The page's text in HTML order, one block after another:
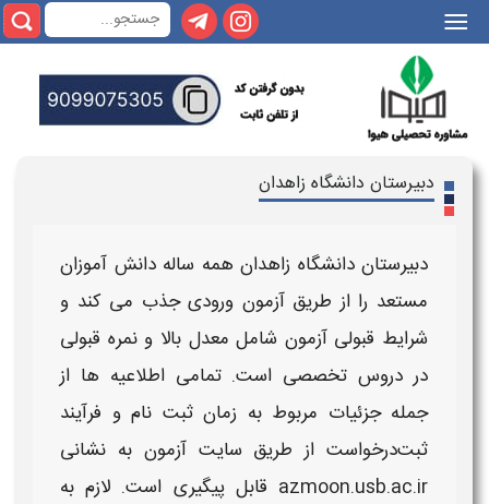
|||
دبیرستان دانشگاه زاهدان
دبیرستان دانشگاه زاهدان همه ساله دانش‌ آموزان
مستعد را از طریقآزمون ورودی جذب می‌ کند و
شرایط قبولیآزمون شامل معدل بالا و نمره قبولی
در دروس تخصصی است. تمامی اطلاعیه‌ ها از
جمله جزئیات مربوط به زمان ثبت نام و فرآیند
ثبت‌درخواست از طریق سایتآزمونبه نشانی
azmoon.usb.ac.ir قابل پیگیری است. لازم به